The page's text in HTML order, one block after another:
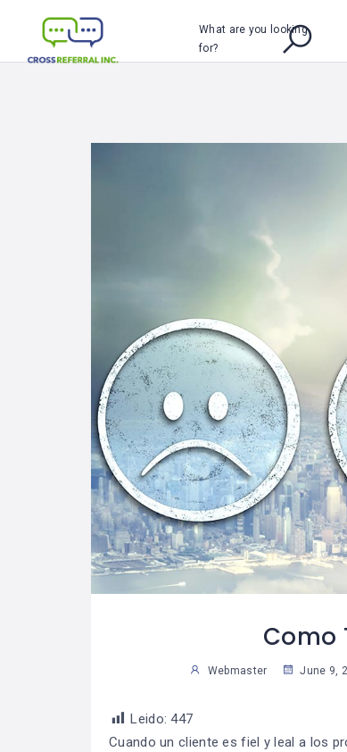
What are you looking
for?
Como
Webmaster June 9,
Leido: 447
Cuando un cliente es fiel y leal a los
Decisiones
08
04
Las Reglas De Oro
Para Una Vida
Financiera
Saludable
Susan Martinez